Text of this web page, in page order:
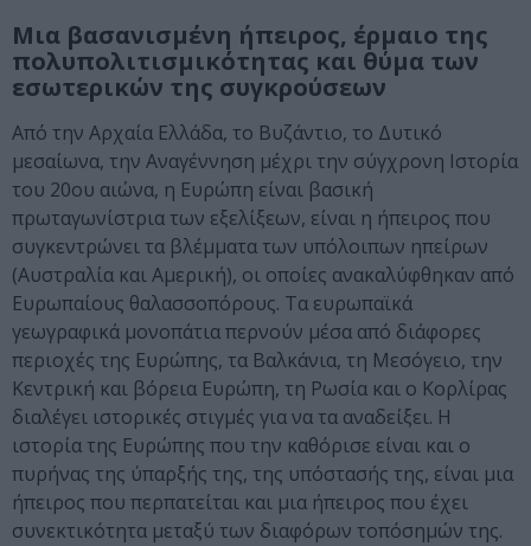
Μια βασανισμένη ήπειρος, έρμαιο της
πολυπολιτισμικότητας και θύμα των
εσωτερικών της συγκρούσεων
Aπό την Αρχαία Ελλάδα, το Βυζάντιο, το Δυτικό
μεσαίωνα, την Αναγέννηση μέχρι την σύγχρονη Ιστορία
του 20ου αιώνα, η Ευρώπη είναι βασική
πρωταγωνίστρια των εξελίξεων, είναι η ήπειρος που
συγκεντρώνει τα βλέμματα των υπόλοιπων ηπείρων
(Αυστραλία και Αμερική), οι οποίες ανακαλύφθηκαν από
Ευρωπαίους θαλασσοπόρους. Τα ευρωπαϊκά
γεωγραφικά μονοπάτια περνούν μέσα από διάφορες
περιοχές της Ευρώπης, τα Βαλκάνια, τη Μεσόγειο, την
Κεντρική και βόρεια Ευρώπη, τη Ρωσία και ο Κορλίρας
διαλέγει ιστορικές στιγμές για να τα αναδείξει. Η
ιστορία της Ευρώπης που την καθόρισε είναι και ο
πυρήνας της ύπαρξής της, της υπόστασής της, είναι μια
ήπειρος που περπατείται και μια ήπειρος που έχει
συνεκτικότητα μεταξύ των διαφόρων τοπόσημών της.